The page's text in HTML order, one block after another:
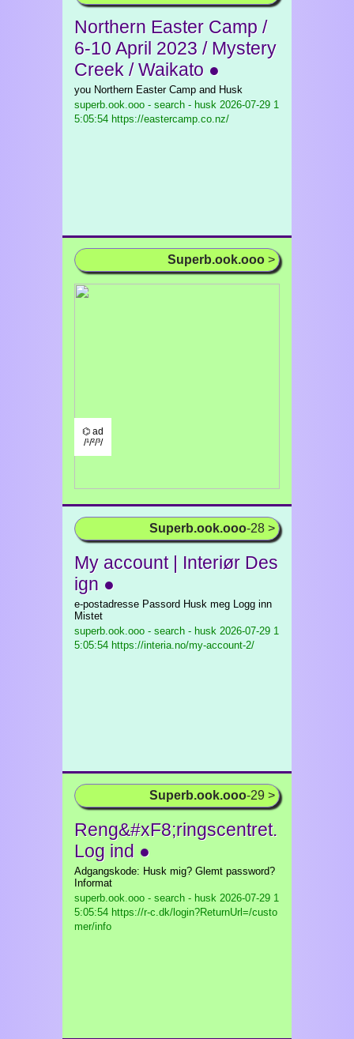
Northern Easter Camp /
6-10 April 2023 / Mystery
Creek / Waikato ●
you Northern Easter Camp and Husk
superb.ook.ooo - search - husk 2026-07-29 1
5:05:54 https://eastercamp.co.nz/
Superb.ook.ooo >
⌬ ad
/¹/²/³/
Superb.ook.ooo-28 >
My account | Interiør Des
ign ●
e-postadresse Passord Husk meg Logg inn
Mistet
superb.ook.ooo - search - husk 2026-07-29 1
5:05:54 https://interia.no/my-account-2/
Superb.ook.ooo-29 >
Reng&#xF8;ringscentret.
Log ind ●
Adgangskode: Husk mig? Glemt password?
Informat
superb.ook.ooo - search - husk 2026-07-29 1
5:05:54 https://r-c.dk/login?ReturnUrl=/custo
mer/info